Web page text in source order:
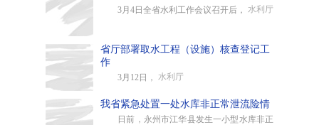
3月4日全省水利工作会议召开后， 水利厅
省厅部署取水工程（设施）核查登记工
作
3月12日， 水利厅
我省紧急处置一处水库非正常泄流险情
日前，永州市江华县发生一小型水库非正